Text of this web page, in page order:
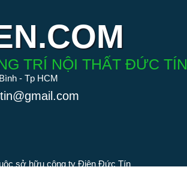
TRÍ NỘI THẤT ĐỨC TÍN
- Tp HCM
sở hữu công ty Điện Đức Tín